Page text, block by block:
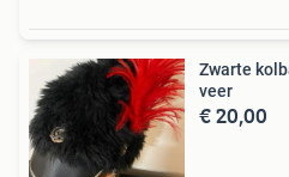
Zwarte
veer
€ 20,00